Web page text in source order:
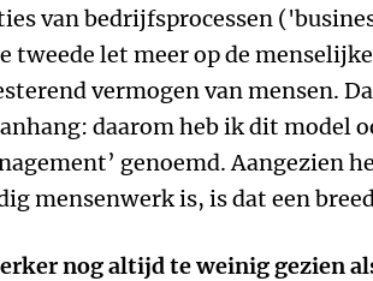
van bedrijfsprocessen
tweede let meer op de
vermogen van mensen.
daarom heb ik dit model
genoemd. Aangezien
mensenwerk is, is dat een
nog altijd te weinig gezien